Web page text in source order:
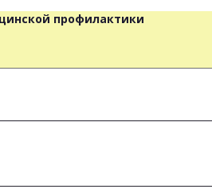
профилактики